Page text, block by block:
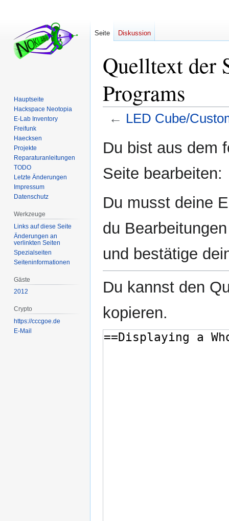
Quelltext der
Programs
← LED Cube/
Navigation
Suche
Du bist aus dem
Seite bearbeiten:
Du musst deine
du
und bestätige
Du kannst den
kopieren.
Seite Diskussion
Hauptseite
Hackspace Neotopia
E-Lab Inventory
Freifunk
Haecksen
Projekte
Reparaturanleitungen
TODO
Letzte Änderungen
Impressum
Datenschutz
Werkzeuge
Links auf diese Seite
Änderungen an
verlinkten Seiten
Spezialseiten
Seiten­­informationen
Gäste
2012
Crypto
https://cccgoe.de
E-Mail